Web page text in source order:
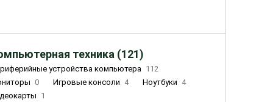
техника (121)
устройства компьютера 112
0 Игровые консоли 4 Ноутбуки 4
1